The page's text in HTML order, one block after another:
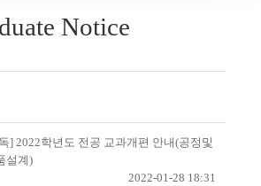
Notice
] 2022학년도 전공 교과개편 안내(공정및
설계)
2022-01-28 18:31